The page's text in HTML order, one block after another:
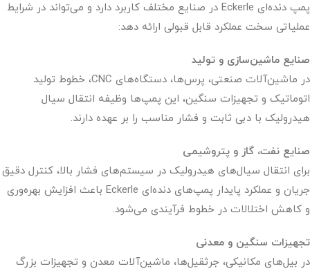
پمپ دنده‌ای Eckerle در صنایع مختلف کاربرد دارد و می‌تواند در شرایط
عملیاتی سخت عملکرد قابل قبولی ارائه دهد:
صنایع ماشین‌سازی و تولید
در ماشین‌آلات صنعتی، پرس‌ها، دستگاه‌های CNC، خطوط تولید
اتوماتیک و تجهیزات سنگین، این پمپ‌ها وظیفه انتقال سیال
هیدرولیک با دبی ثابت و فشار مناسب را بر عهده دارند.
صنایع نفت، گاز و پتروشیمی
برای انتقال سیال‌های هیدرولیک در سیستم‌های فشار بالا، کنترل دقیق
جریان و عملکرد پایدار پمپ‌های دنده‌ای Eckerle باعث افزایش بهره‌وری
و کاهش اختلالات در خطوط فرآیندی می‌شود.
تجهیزات سنگین و معدنی
در بیل‌های مکانیکی، جرثقیل‌ها، ماشین‌آلات معدن و تجهیزات بزرگ